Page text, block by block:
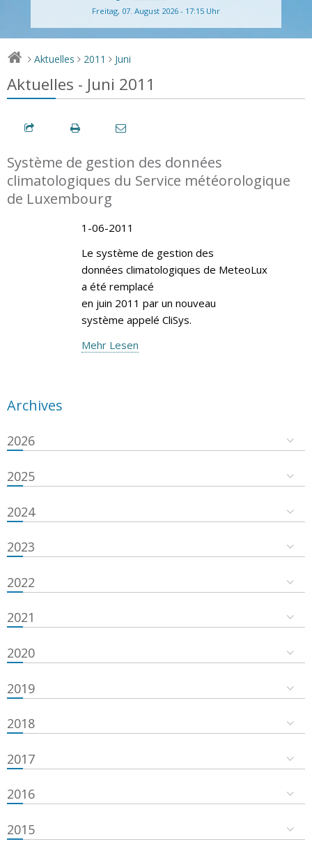
Freitag, 07. August 2026 - 17:15 Uhr
> Aktuelles > 2011 > Juni
Aktuelles - Juni 2011
Système de gestion des données
climatologiques du Service météorologique
de Luxembourg
1-06-2011
Le système de gestion des
données climatologiques de MeteoLux
a été remplacé
en juin 2011 par un nouveau
système appelé CliSys.
Mehr Lesen
Archives
2026
2025
2024
2023
2022
2021
2020
2019
2018
2017
2016
2015